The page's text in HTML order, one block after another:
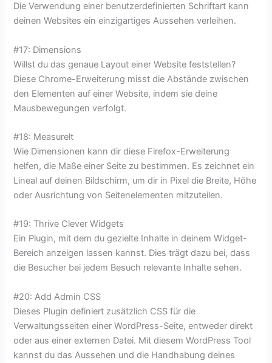
Die Verwendung einer benutzerdefinierten Schriftart kann
deinen Websites ein einzigartiges Aussehen verleihen.
#17: Dimensions
Willst du das genaue Layout einer Website feststellen?
Diese Chrome-Erweiterung misst die Abstände zwischen
den Elementen auf einer Website, indem sie deine
Mausbewegungen verfolgt.
#18: Measurelt
Wie Dimensionen kann dir diese Firefox-Erweiterung
helfen, die Maße einer Seite zu bestimmen. Es zeichnet ein
Lineal auf deinen Bildschirm, um dir in Pixel die Breite, Höhe
oder Ausrichtung von Seitenelementen mitzuteilen.
#19: Thrive Clever Widgets
Ein Plugin, mit dem du gezielte Inhalte in deinem Widget-
Bereich anzeigen lassen kannst. Dies trägt dazu bei, dass
die Besucher bei jedem Besuch relevante Inhalte sehen.
#20: Add Admin CSS
Dieses Plugin definiert zusätzlich CSS für die
Verwaltungsseiten einer WordPress-Seite, entweder direkt
oder aus einer externen Datei. Mit diesem WordPress Tool
kannst du das Aussehen und die Handhabung deines